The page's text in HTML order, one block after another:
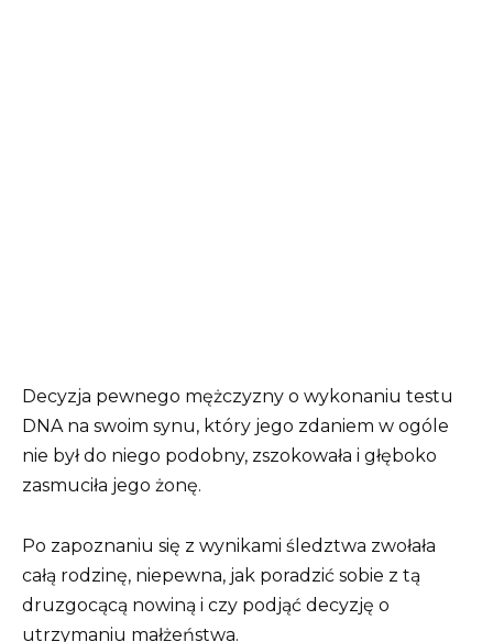
Decyzja pewnego mężczyzny o wykonaniu testu
DNA na swoim synu, który jego zdaniem w ogóle
nie był do niego podobny, zszokowała i głęboko
zasmuciła jego żonę.
Po zapoznaniu się z wynikami śledztwa zwołała
całą rodzinę, niepewna, jak poradzić sobie z tą
druzgocącą nowiną i czy podjąć decyzję o
utrzymaniu małżeństwa.